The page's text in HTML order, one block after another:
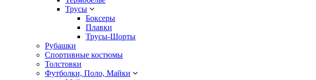
Трусы
Боксеры
Плавки
Трусы-Шорты
Рубашки
Спортивные костюмы
Толстовки
Футболки, Поло, Майки